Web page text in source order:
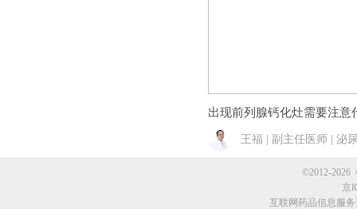
出现前列腺钙化灶需要注意
王福 | 副主任医师 | 泌
©2012-2026
京
互联网药品信息服